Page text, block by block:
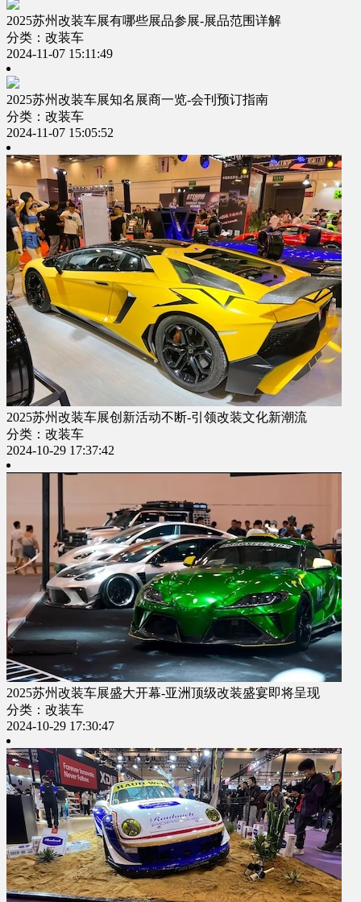
2025苏州改装车展有哪些展品参展-展品范围详解
分类：改装车
2024-11-07 15:11:49
2025苏州改装车展知名展商一览-会刊预订指南
分类：改装车
2024-11-07 15:05:52
2025苏州改装车展创新活动不断-引领改装文化新潮流
分类：改装车
2024-10-29 17:37:42
2025苏州改装车展盛大开幕-亚洲顶级改装盛宴即将呈现
分类：改装车
2024-10-29 17:30:47